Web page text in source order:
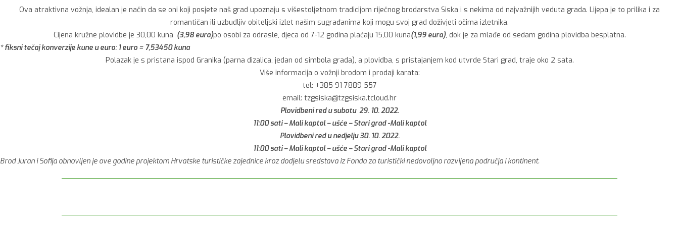
Ova atraktivna vožnja, idealan je način da se oni koji posjete naš grad upoznaju s višestoljetnom tradicijom riječnog brodarstva Siska i s nekima od najvažnijih veduta grada. Lijepa je to prilika i za
romantičan ili uzbudljiv obiteljski izlet našim sugrađanima koji mogu svoj grad doživjeti očima izletnika.
Cijena kružne plovidbe je 30,00 kuna (3,98 eura)po osobi za odrasle, djeca od 7-12 godina plaćaju 15,00 kuna(1,99 eura), dok je za mlađe od sedam godina plovidba besplatna.
* fiksni tečaj konverzije kune u euro: 1 euro = 7,53450 kuna
Polazak je s pristana ispod Granika (parna dizalica, jedan od simbola grada), a plovidba, s pristajanjem kod utvrde Stari grad, traje oko 2 sata.
Više informacija o vožnji brodom i prodaji karata:
tel: +385 91 7889 557
email: tzgsiska@tzgsiska.tcloud.hr
Plovidbeni red u subotu 29. 10. 2022.
11:00 sati – Mali kaptol – ušće – Stari grad -Mali kaptol
Plovidbeni red u nedjelju 30. 10. 2022.
11:00 sati – Mali kaptol – ušće – Stari grad -Mali kaptol
Brod Juran i Sofija obnovljen je ove godine projektom Hrvatske turističke zajednice kroz dodjelu sredstava iz Fonda za turistički nedovoljno razvijena područja i kontinent.